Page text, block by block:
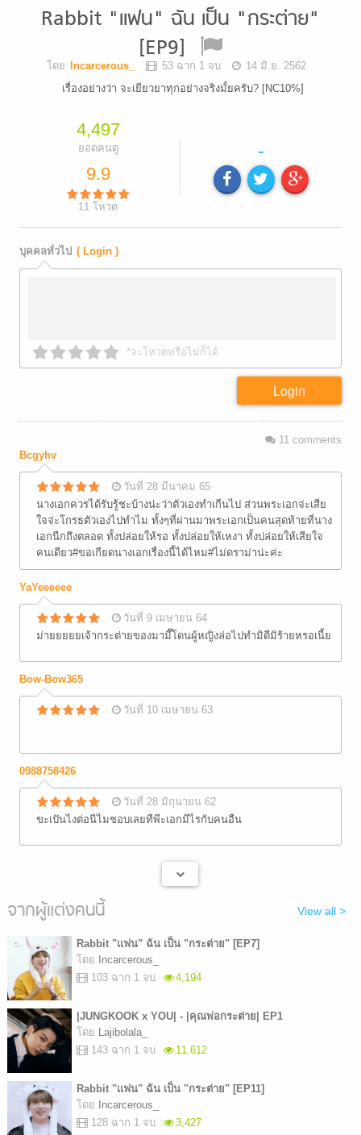
Rabbit "เเฟน" ฉัน เป็น "กระต่าย"
[EP9]
โดย Incarcerous_ 53 ฉาก 1 จบ
14 มิ.ย. 2562
เรื่องอย่างว่า จะเยียวยาทุกอย่างจริงมั้ยครับ? [NC10%]
4,497
ยอดคนดู
9.9
11 โหวต
-
บุคคลทั่วไป ( Login )
*จะโหวตหรือไม่ก็ได้
Login
11comments
Bcgyhv
วันที่ 28 มีนาคม 65
นางเอกควรได้รับรู้ชะบ้างน่ะว่าตัวเองทำเกีนไป ส่วนพระเอกจ่ะเสีย
ใจจ่ะโกรธตัวเองไปทำไม ทั้งๆที่ผ่านมาพระเอกเป็นคนสุดท้ายที่นาง
เอกนืกถึงตลอด ทั้งปล่อยให้รอ ทั้งปล่อยให้เหงา ทั้งปล่อยให้เสียใจ
คนเดียว#ขอเกียดนางเอกเรื่องนี้ได้ไหม#ไม่ดราม่าน่ะค่ะ
YaYeeeeee
วันที่ 9 เมษายน 64
ม่ายยยยยเจ้ากระต่ายของมามี๊โดนผู้หญิงล่อไปทำมิดีมิร้ายหรอเนี้ย
Bow-Bow365
วันที่ 10 เมษายน 63
0988758426
วันที่ 28 มิถุนายน 62
ขะเปันไงต่อนีไมชอบเลยทีพีะเอกมีไรกับคนอืน
จากผู้แต่งคนนี้ View all >
Rabbit "เเฟน" ฉัน เป็น "กระต่าย" [EP7]
โดย
Incarcerous_
103 ฉาก 1 จบ
4,194
|JUNGKOOK x YOU| - |คุณพ่อกระต่าย| EP1
โดย Lajibolala_
143 ฉาก 1 จบ
11,612
Rabbit "เเฟน" ฉัน เป็น "กระต่าย" [EP11]
โดย
Incarcerous_
128 ฉาก 1 จบ
3,427